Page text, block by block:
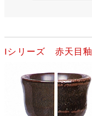
Iシリーズ 赤天目釉